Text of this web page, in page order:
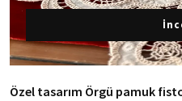
Özel tasarım Örgü pamuk